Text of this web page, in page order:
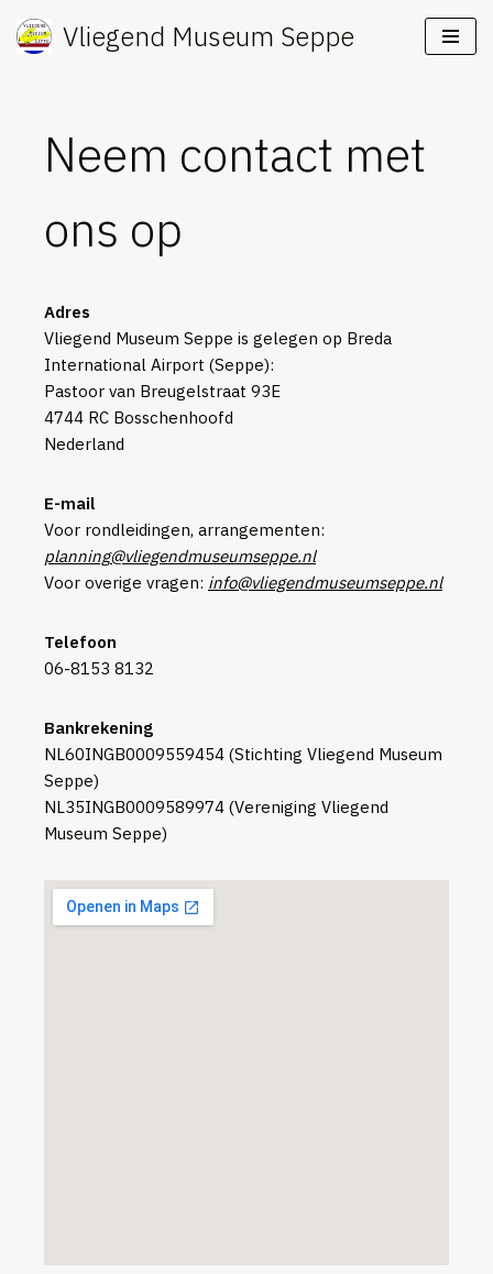
Ga
inhoud
Vliegend Museum Seppe
Neem contact met
ons op
Adres
Vliegend Museum Seppe is gelegen op Breda
International Airport (Seppe):
Pastoor van Breugelstraat 93E
4744 RC Bosschenhoofd
Nederland
E-mail
Voor rondleidingen, arrangementen:
planning@vliegendmuseumseppe.nl
Voor overige vragen: info@vliegendmuseumseppe.nl
Telefoon
06-8153 8132
Bankrekening
NL60INGB0009559454 (Stichting Vliegend Museum
Seppe)
NL35INGB0009589974 (Vereniging Vliegend
Museum Seppe)